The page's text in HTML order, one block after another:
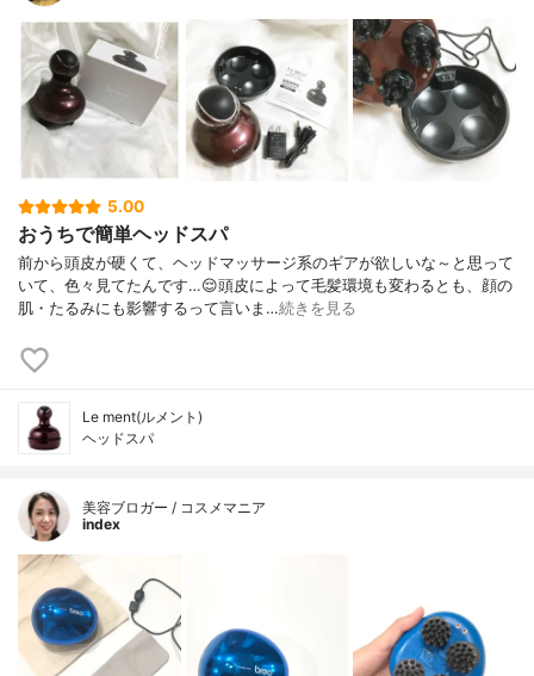
5.00
おうちで簡単ヘッドスパ
前から頭皮が硬くて、ヘッドマッサージ系のギアが欲しいな～と思って
いて、色々見てたんです…😌頭皮によって毛髪環境も変わるとも、顔の
肌・たるみにも影響するって言いま…続きを見る
Le ment(ルメント)
ヘッドスパ
美容ブロガー / コスメマニア
index